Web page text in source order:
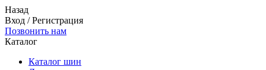
Назад
Вход /Регистрация
Позвонить нам
Каталог
Каталог шин